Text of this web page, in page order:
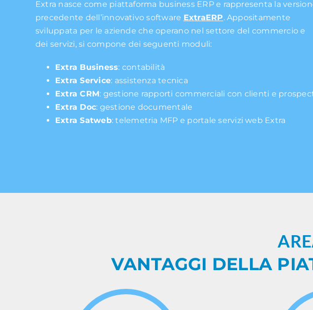
Extra nasce come piattaforma business ERP e rappresenta la
precedente dell’innovativo software ExtraERP. Appositamente
sviluppata per le aziende che operano nel settore del commercio e
dei servizi, si compone dei seguenti moduli:
Extra Business: contabilità
Extra Service: assistenza tecnica
Extra CRM: gestione rapporti commerciali con clienti e
Extra Doc: gestione documentale
Extra Satweb: telemetria MFP e portale servizi web Extra
VANTAGGI DELLA